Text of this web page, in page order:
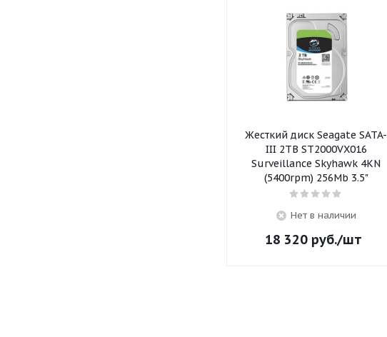
Жесткий диск Seagate SATA-
III 2TB ST2000VX016
Surveillance Skyhawk 4KN
(5400rpm) 256Mb 3.5"
Нет в наличии
18 320 руб./шт